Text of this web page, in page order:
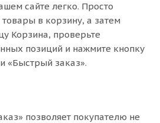
сайте легко. Просто
в корзину, а затем
Корзина, проверьте
позиций и нажмите кнопку
«Быстрый заказ».
позволяет покупателю не